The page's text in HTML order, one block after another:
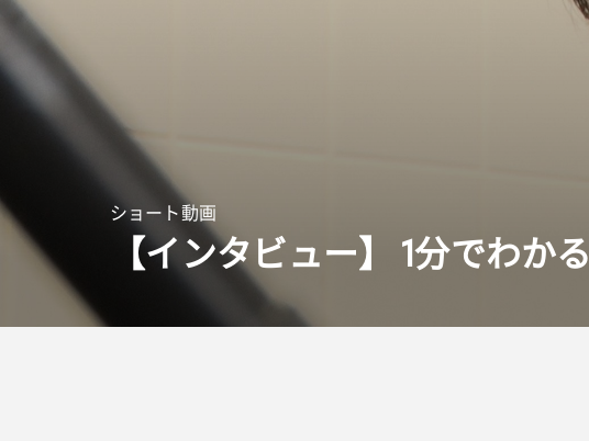
ショート動画
【インタビュー】 1分でわか